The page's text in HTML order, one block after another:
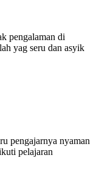
pengalaman di
yag seru dan asyik
pengajarnya nyaman
pelajaran